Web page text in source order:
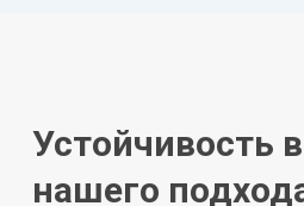
Устойчивость
нашего